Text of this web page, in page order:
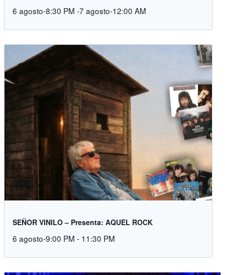
6 agosto-8:30 PM -7 agosto-12:00 AM
SEÑOR VINILO – Presenta: AQUEL ROCK
6 agosto-9:00 PM - 11:30 PM